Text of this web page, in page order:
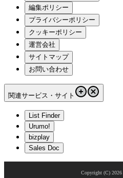
編集ポリシー
プライバシーポリシー
クッキーポリシー
運営会社
サイトマップ
お問い合わせ
関連サービス・サイト
List Finder
Urumo!
bizplay
Sales Doc
Copyright (C) 2026